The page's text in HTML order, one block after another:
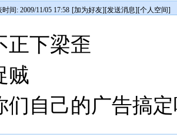
时间: 2009/11/05 17:58 [加为好友][发送消息][个人空间]
正下梁歪
贼
们自己的广告搞